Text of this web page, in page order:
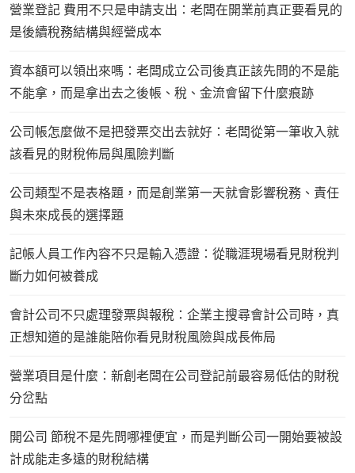
營業登記 費用不只是申請支出：老闆在開業前真正要看見的
是後續稅務結構與經營成本
資本額可以領出來嗎：老闆成立公司後真正該先問的不是能
不能拿，而是拿出去之後帳、稅、金流會留下什麼痕跡
公司帳怎麼做不是把發票交出去就好：老闆從第一筆收入就
該看見的財稅佈局與風險判斷
公司類型不是表格題，而是創業第一天就會影響稅務、責任
與未來成長的選擇題
記帳人員工作內容不只是輸入憑證：從職涯現場看見財稅判
斷力如何被養成
會計公司不只處理發票與報稅：企業主搜尋會計公司時，真
正想知道的是誰能陪你看見財稅風險與成長佈局
營業項目是什麼：新創老闆在公司登記前最容易低估的財稅
分岔點
開公司 節稅不是先問哪裡便宜，而是判斷公司一開始要被設
計成能走多遠的財稅結構